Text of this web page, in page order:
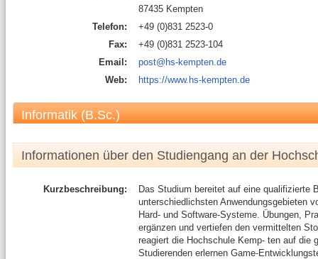
87435 Kempten
Telefon:
+49 (0)831 2523-0
Fax:
+49 (0)831 2523-104
Email:
post@hs-kempten.de
Web:
https://www.hs-kempten.de
Informatik (B.Sc.)
Informationen über den Studiengang an der
Kurzbeschreibung:
Das Studium bereitet auf eine qualifizierte
unterschiedlichsten Anwendungsgebieten
Hard- und Software-Systeme. Übungen,
ergänzen und vertiefen den vermittelten
reagiert die Hochschule Kemp- ten auf die
Studierenden erlernen Game-